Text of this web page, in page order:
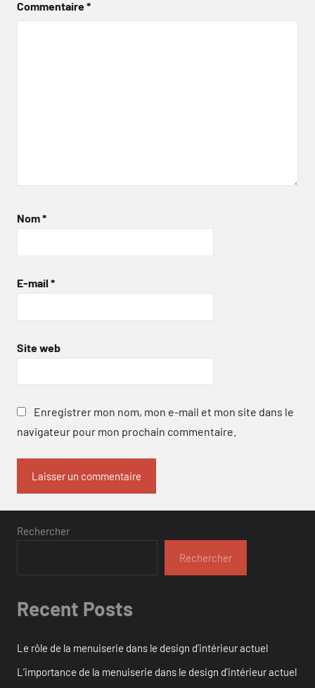
Commentaire*
Nom*
E-mail *
Site web
Enregistrer mon nom, mon e-mail et mon site dans le
navigateur pour mon prochain commentaire.
Rechercher
Rechercher
Recent Posts
Le rôle de la menuiserie dans le design d’intérieur actuel
L’importance de la menuiserie dans le design d’intérieur actuel